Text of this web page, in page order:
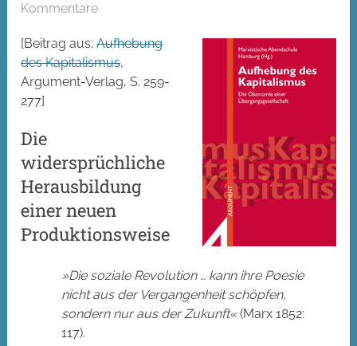
Kommentare
[Beitrag aus:Aufhebung
des Kapitalismus,
Argument-Verlag, S. 259-
277]
Die
widersprüchliche
Herausbildung
einer neuen
Produktionsweise
»Die soziale Revolution … kann ihre Poesie
nicht aus der Vergangenheit schöpfen,
sondern nur aus der Zukunft«(Marx 1852:
117).